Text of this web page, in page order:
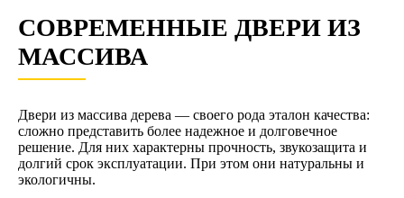
СОВРЕМЕННЫЕ ДВЕРИ ИЗ
МАССИВА
Двери из массива дерева — своего рода эталон качества:
сложно представить более надежное и долговечное
решение. Для них характерны прочность, звукозащита и
долгий срок эксплуатации. При этом они натуральны и
экологичны.